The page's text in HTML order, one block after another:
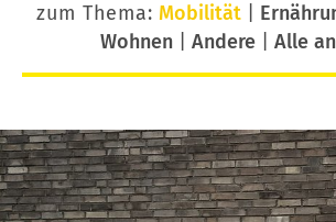
zum Thema: Mobilität
Wohnen| Andere| Alle